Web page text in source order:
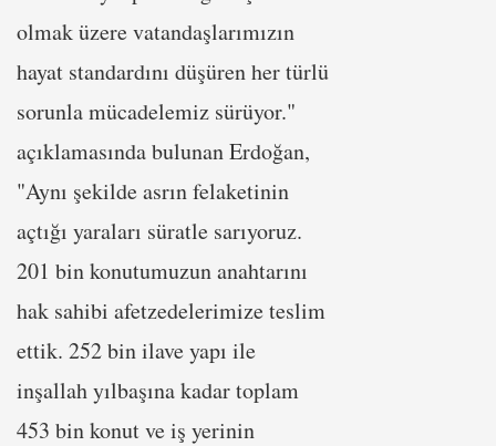
olmak üzere vatandaşlarımızın
hayat standardını düşüren her türlü
sorunla mücadelemiz sürüyor."
açıklamasında bulunan Erdoğan,
"Aynı şekilde asrın felaketinin
açtığı yaraları süratle sarıyoruz.
201 bin konutumuzun anahtarını
hak sahibi afetzedelerimize teslim
ettik. 252 bin ilave yapı ile
inşallah yılbaşına kadar toplam
453 bin konut ve iş yerinin